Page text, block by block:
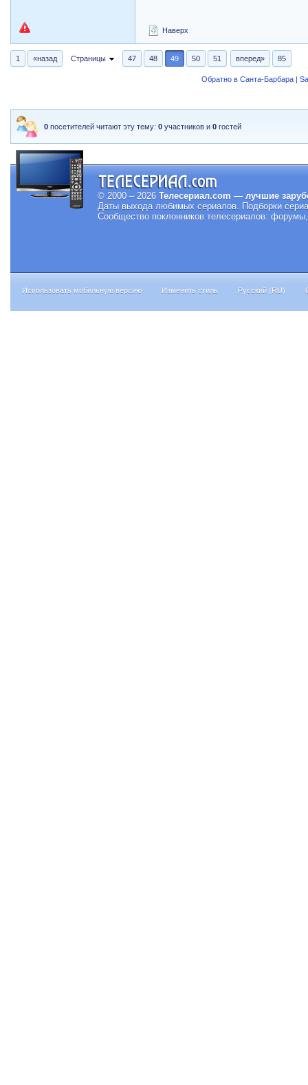
Наверх
1 «назад Страницы 47 48 49 50 51 вперед» 85
Обратно в Санта-Барбара |
0 посетителей читают эту тему:0 участников и0 гостей
© 2000 – 2026 Телесериал.com — лучшие
Даты выхода любимых сериалов. Подборки
Сообщество поклонников телесериалов:
Использовать мобильную версию Изменить стиль Русский (RU)